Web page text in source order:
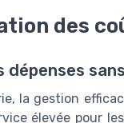
des
dépenses
la gestion
élevée pour